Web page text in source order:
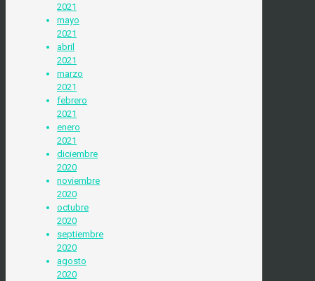
2021
mayo
2021
abril
2021
marzo
2021
febrero
2021
enero
2021
diciembre
2020
noviembre
2020
octubre
2020
septiembre
2020
agosto
2020